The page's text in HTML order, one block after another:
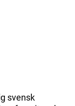
svensk